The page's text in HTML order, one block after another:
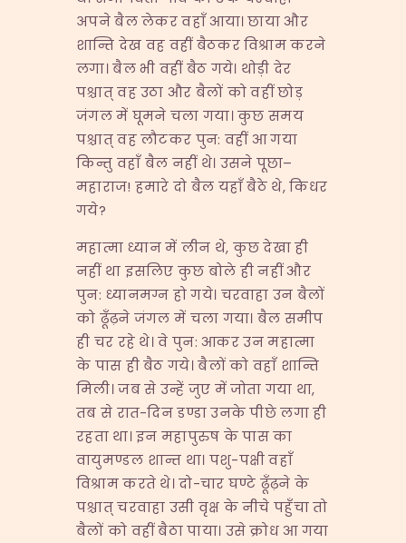
अपने बैल लेकर वहाँ आया। छाया और
शान्ति देख वह वहीं बैठकर विश्राम करने
लगा। बैल भी वहीं बैठ गये। थोड़ी देर
पश्चात् वह उठा और बैलों को वहीं छोड़
जंगल में घूमने चला गया। कुछ समय
पश्चात् वह लौटकर पुन: वहीं आ गया
किन्तु वहाँ बैल नहीं थे। उसने पूछा–
महाराज! हमारे दो बैल यहाँ बैठे थे, किधर
गये?
महात्मा ध्यान में लीन थे, कुछ देखा ही
नहीं था इसलिए कुछ बोले ही नहीं और
पुन: ध्यानमग्न हो गये। चरवाहा उन बैलों
को ढूँढ़ने जंगल में चला गया। बैल समीप
ही चर रहे थे। वे पुन: आकर उन महात्मा
के पास ही बैठ गये। बैलों को वहाँ शान्ति
मिली। जब से उन्हें जुए में जोता गया था,
तब से रात-दिन डण्डा उनके पीछे लगा ही
रहता था। इन महापुरुष के पास का
वायुमण्डल शान्त था। पशु-पक्षी वहाँ
विश्राम करते थे। दो-चार घण्टे ढूँढ़ने के
पश्चात् चरवाहा उसी वृक्ष के नीचे पहुँचा तो
बैलों को वहीं बैठा पाया। उसे क्रोध आ गया